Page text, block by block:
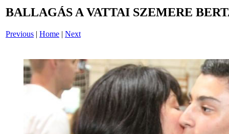
BALLAGÁS A VATTAI SZEMERE
Previous | Home | Next